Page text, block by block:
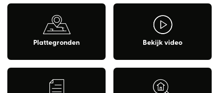
Plattegronden Bekijk video